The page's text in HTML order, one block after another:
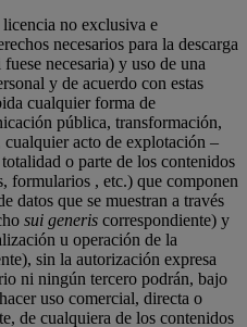
no exclusiva e
necesarios para la descarga
necesaria) y uso de una
y de acuerdo con estas
cualquier forma de
pública, transformación,
cualquier acto de explotación –
o parte de los contenidos
formularios , etc.) que componen
datos que se muestran a través
sui generis correspondiente) y
u operación de la
sin la autorización expresa
ni ningún tercero podrán, bajo
uso comercial, directa o
de cualquiera de los contenidos